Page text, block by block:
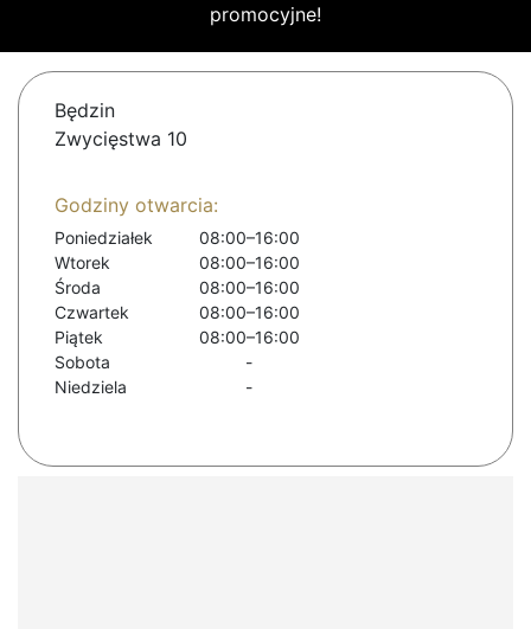
promocyjne!
Będzin
Zwycięstwa 10
Godziny otwarcia:
Poniedziałek
08:00–16:00
Wtorek
08:00–16:00
Środa
08:00–16:00
Czwartek
08:00–16:00
Piątek
08:00–16:00
Sobota
-
Niedziela
-